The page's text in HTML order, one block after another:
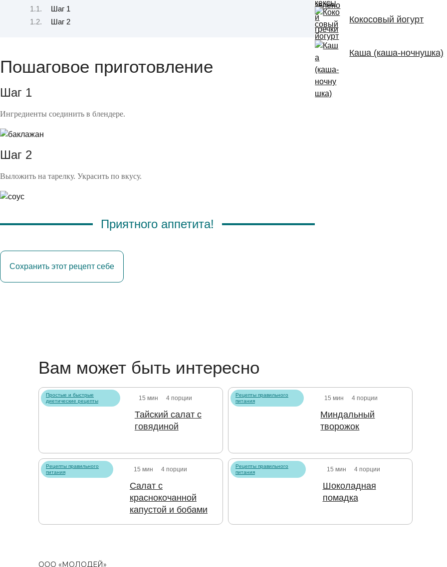
Шаг 1
Шаг 2
Пошаговое приготовление
Шаг 1
Ингредиенты соединить в блендере.
Шаг 2
Выложить на тарелку. Украсить по вкусу.
Приятного аппетита!
Сохранить этот рецепт себе
Кокосовый йогурт
Каша (каша-ночнушка)
Вам может быть интересно
Простые и быстрые
диетические рецепты
15 мин 4 порции
Тайский салат с
говядиной
Рецепты правильного
питания
15 мин 4 порции
Миндальный
творожок
Рецепты правильного
питания
15 мин 4 порции
Салат с
краснокочанной
капустой и бобами
Рецепты правильного
питания
15 мин 4 порции
Шоколадная
помадка
ООО «МОЛОДЕЙ»